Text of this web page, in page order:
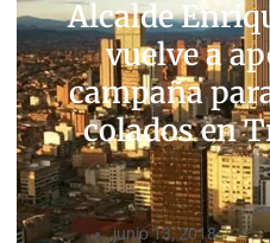
Alcalde
vuelve a
campaña
colados en
junio 13, 2018